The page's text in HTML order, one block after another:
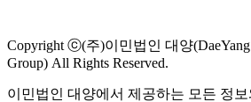
Copyright ⓒ(주)이민법인 대양
Group) All Rights Reserved.
이민법인 대양에서 제공하는 모든 정